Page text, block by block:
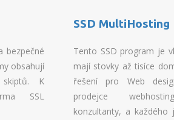
bezpečné
obsahují
K
SSL
SSD MultiHosting
Tento SSD program je
mají stovky až tisíce
řešení pro Web
prodejce
konzultanty, a každého